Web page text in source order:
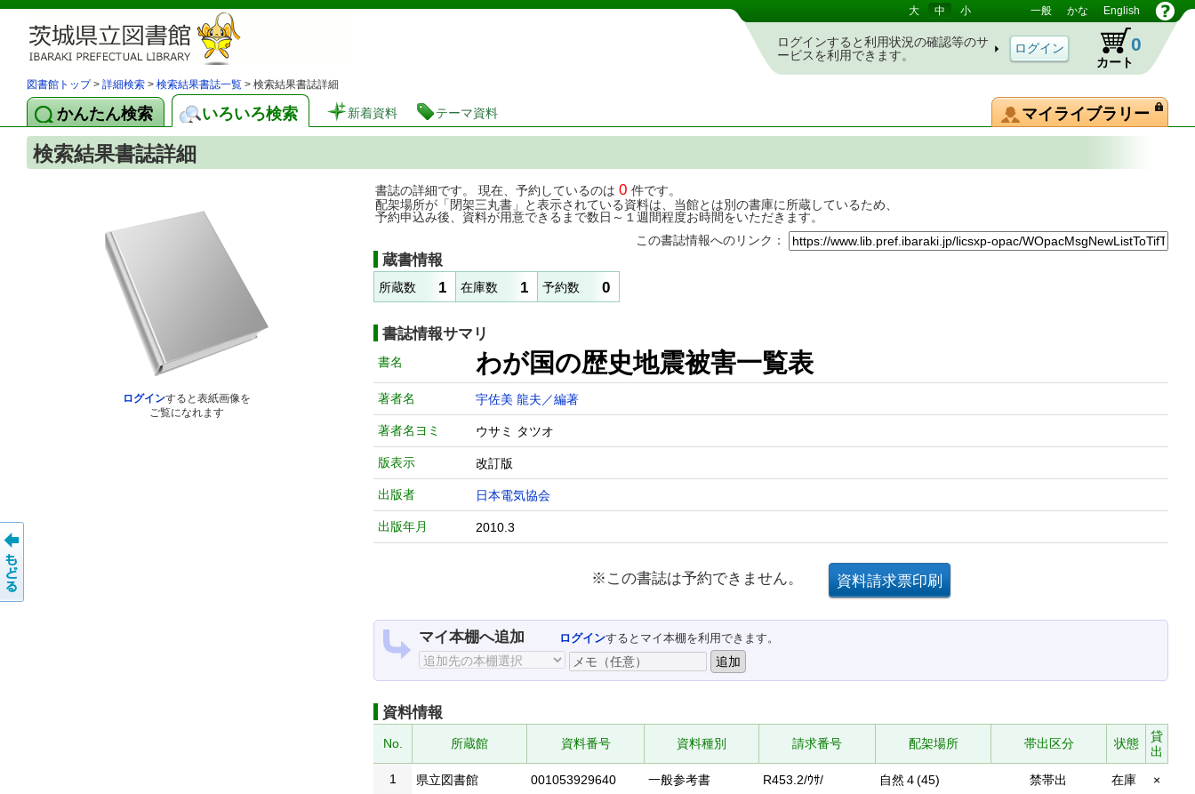
茨城県立図書館 蔵書検索・予約システム 大 中 小 一般 かな English
ログインすると利用状況の確認等のサ
ービスを利用できます。
カート
0
図書館トップ> 詳細検索 > 検索結果書誌一覧 > 検索結果書誌詳細
かんたん検索 いろいろ検索 新着資料 テーマ資料 マイライブラリー
検索結果書誌詳細
ログインすると表紙画像を
ご覧になれます
書誌の詳細です。 現在、予約しているのは 0 件です。
配架場所が「閉架三丸書」と表示されている資料は、当館とは別の書庫に所蔵しているため、
予約申込み後、資料が用意できるまで数日～１週間程度お時間をいただきます。
この書誌情報へのリンク：
蔵書情報
所蔵数 1 在庫数 1 予約数 0
書誌情報サマリ
書名 わが国の歴史地震被害一覧表
著者名 宇佐美 龍夫／編著
著者名ヨミ ウサミ タツオ
版表示 改訂版
出版者 日本電気協会
出版年月 2010.3
※この書誌は予約できません。
マイ本棚へ追加 ログインするとマイ本棚を利用できます。
資料情報
No. 所蔵館 資料番号 資料種別 請求番号 配架場所 帯出区分 状態
貸
出
1
県立図書館 001053929640 一般参考書 R453.2/ｳｻ/ 自然４(45) 禁帯出 在庫 ×